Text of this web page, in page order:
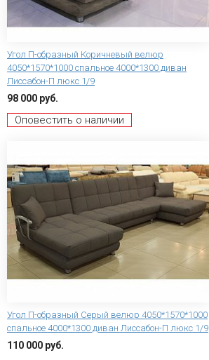
Угол П-образный Коричневый велюр
4050*1570*1000 спальное 4000*1300 диван
Лиссабон-П люкс 1/9
98 000 руб.
Оповестить о наличии
Угол П-образный Серый велюр 4050*1570*1000
спальное 4000*1300 диван Лиссабон-П люкс 1/9
110 000 руб.